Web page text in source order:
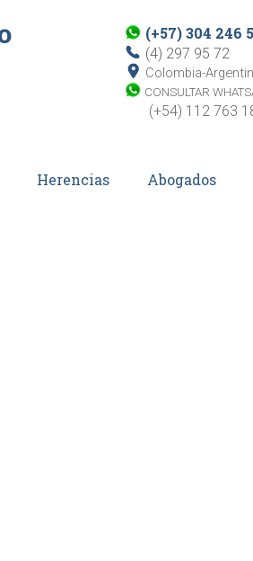
(+57) 304 246
(4) 297 95 72
Colombia-
CONSULTAR
(+54) 112 763
Herencias Abogados